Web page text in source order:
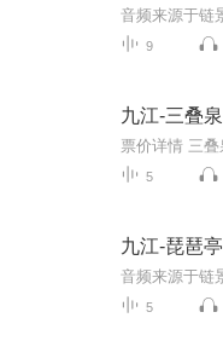
9
九江-三叠泉
5
九江-琵琶亭
5